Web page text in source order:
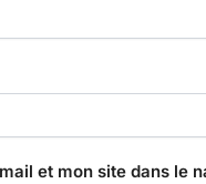
et mon site dans le